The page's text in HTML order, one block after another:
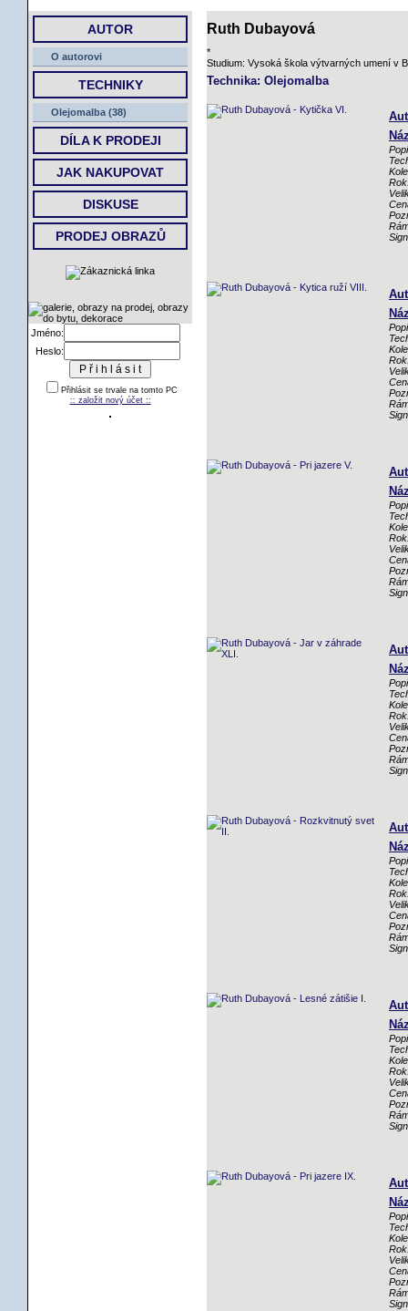
AUTOR
O autorovi
TECHNIKY
Olejomalba (38)
DÍLA K PRODEJI
JAK NAKUPOVAT
DISKUSE
PRODEJ OBRAZŮ
Jméno:
Heslo:
Přihlásit se trvale na tomto PC
:: založit nový účet ::
Ruth Dubayová
*
Studium: Vysoká škola výtvarných umení v
Technika: Olejomalba